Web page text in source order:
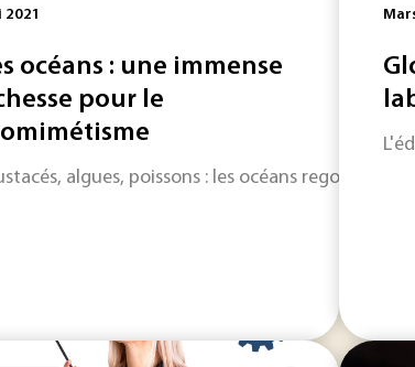
: un nouvel enjeu économique.
2021
océans : une immense
pour le
algues, poissons : les océans regorgent